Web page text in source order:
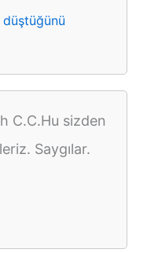
C.C.Hu sizden
Saygılar.